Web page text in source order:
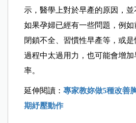
示，醫學上對於早產的原因，
如果孕婦已經有一些問題，例
閉鎖不全、習慣性早產等，或
過程中太過用力，也可能會增
率。
延伸閱讀：專家教妳做5種改善
期紓壓動作